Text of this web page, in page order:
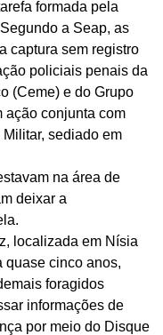
formada pela
a Seap, as
captura sem registro
policiais penais da
(Ceme) e do Grupo
ação conjunta com
sediado em
na área de
deixar a
localizada em Nísia
quase cinco anos,
foragidos
informações de
por meio do Disque